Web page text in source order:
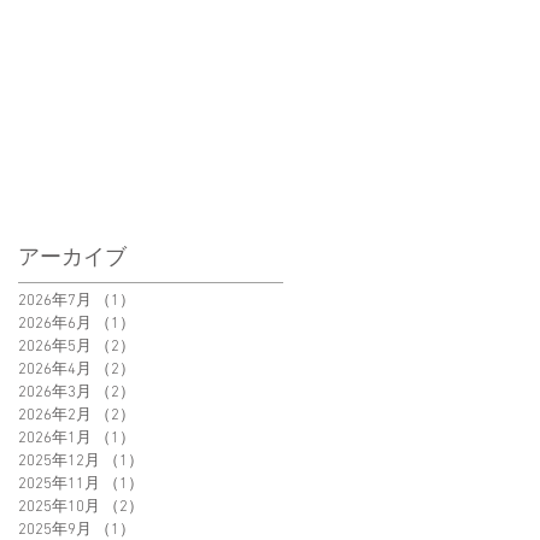
アーカイブ
2026年7月 （1）
2026年6月
（1）
2026年5月
（2）
2026年4月
（2）
2026年3月
（2）
2026年2月
（2）
2026年1月
（1）
2025年12月
（1）
2025年11月
（1）
2025年10月
（2）
2025年9月
（1）